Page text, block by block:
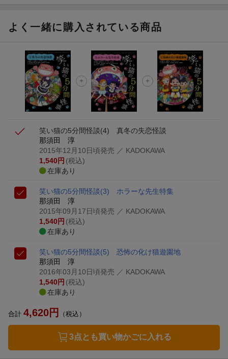
ト山分け
エントリー＆3,000円以上購入で無料データSIM（3GB/月プ
ラン）が当たる！
楽天モバイル紹介キャンペーンの拡散で300円OFFクーポン
進呈
よく一緒に購入されている商品
笑い猫の5分間怪談(4) 真冬の失恋怪談
那須田 淳
2015年12月10日頃発売 ／ KADOKAWA
1,540円 (税込)
在庫あり
笑い猫の5分間怪談(3) ホラーな先生特集
那須田 淳
2015年09月17日頃発売 ／ KADOKAWA
1,540円 (税込)
在庫あり
笑い猫の5分間怪談(5) 恐怖の化け猫遊園地
那須田 淳
2016年03月10日頃発売 ／ KADOKAWA
1,540円 (税込)
在庫あり
合計 4,620円 （税込）
3点とも買い物かごに入れる